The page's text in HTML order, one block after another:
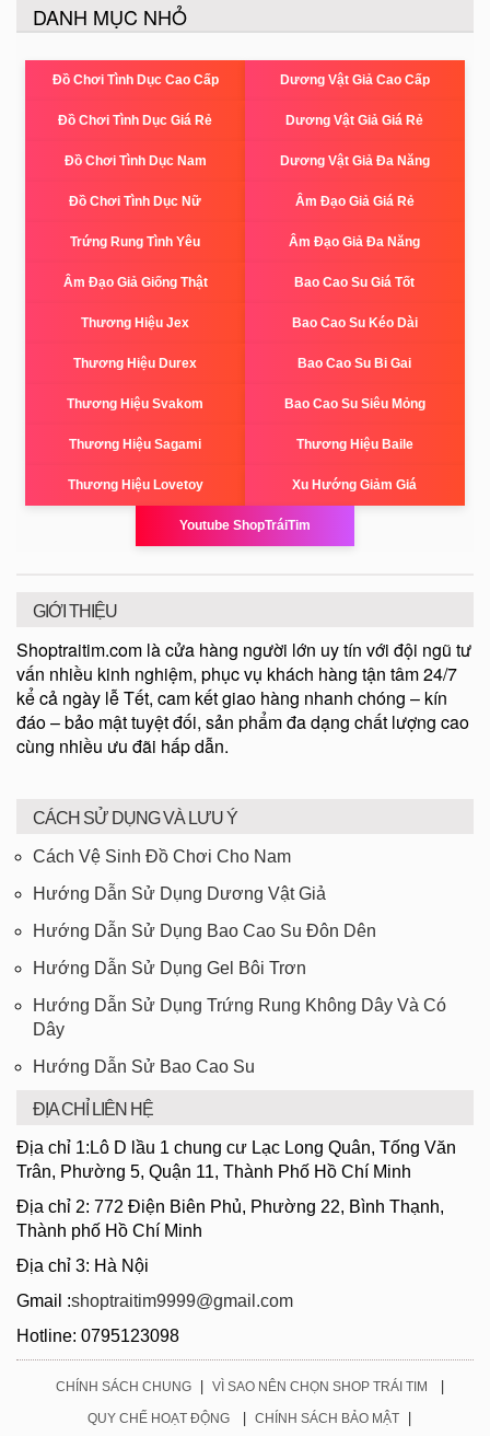
DANH MỤC NHỎ
Đồ Chơi Tình Dục Cao Cấp Dương Vật Giả Cao Cấp
Đồ Chơi Tình Dục Giá Rẻ Dương Vật Giả Giá Rẻ
Đồ Chơi Tình Dục Nam Dương Vật Giả Đa Năng
Đồ Chơi Tình Dục Nữ Âm Đạo Giả Giá Rẻ
Trứng Rung Tình Yêu Âm Đạo Giả Đa Năng
Âm Đạo Giả Giống Thật Bao Cao Su Giá Tốt
Thương Hiệu Jex Bao Cao Su Kéo Dài
Thương Hiệu Durex Bao Cao Su Bi Gai
Thương Hiệu Svakom Bao Cao Su Siêu Mỏng
Thương Hiệu Sagami Thương Hiệu Baile
Thương Hiệu Lovetoy Xu Hướng Giảm Giá
Youtube ShopTráiTim
GIỚI THIỆU
Shoptraitim.com là cửa hàng người lớn uy tín với đội ngũ tư
vấn nhiều kinh nghiệm, phục vụ khách hàng tận tâm 24/7
kể cả ngày lễ Tết, cam kết giao hàng nhanh chóng – kín
đáo – bảo mật tuyệt đối, sản phẩm đa dạng chất lượng cao
cùng nhiều ưu đãi hấp dẫn.
CÁCH SỬ DỤNG VÀ LƯU Ý
Cách Vệ Sinh Đồ Chơi Cho Nam
Hướng Dẫn Sử Dụng Dương Vật Giả
Hướng Dẫn Sử Dụng Bao Cao Su Đôn Dên
Hướng Dẫn Sử Dụng Gel Bôi Trơn
Hướng Dẫn Sử Dụng Trứng Rung Không Dây Và Có
Dây
Hướng Dẫn Sử Bao Cao Su
ĐỊA CHỈ LIÊN HỆ
Địa chỉ 1:Lô D lầu 1 chung cư Lạc Long Quân, Tống Văn
Trân, Phường 5, Quận 11, Thành Phố Hồ Chí Minh
Địa chỉ 2: 772 Điện Biên Phủ, Phường 22, Bình Thạnh,
Thành phố Hồ Chí Minh
Địa chỉ 3: Hà Nội
Gmail :shoptraitim9999@gmail.com
Hotline: 0795123098
CHÍNH SÁCH CHUNG | VÌ SAO NÊN CHỌN SHOP TRÁI TIM |
QUY CHẾ HOẠT ĐỘNG | CHÍNH SÁCH BẢO MẬT |